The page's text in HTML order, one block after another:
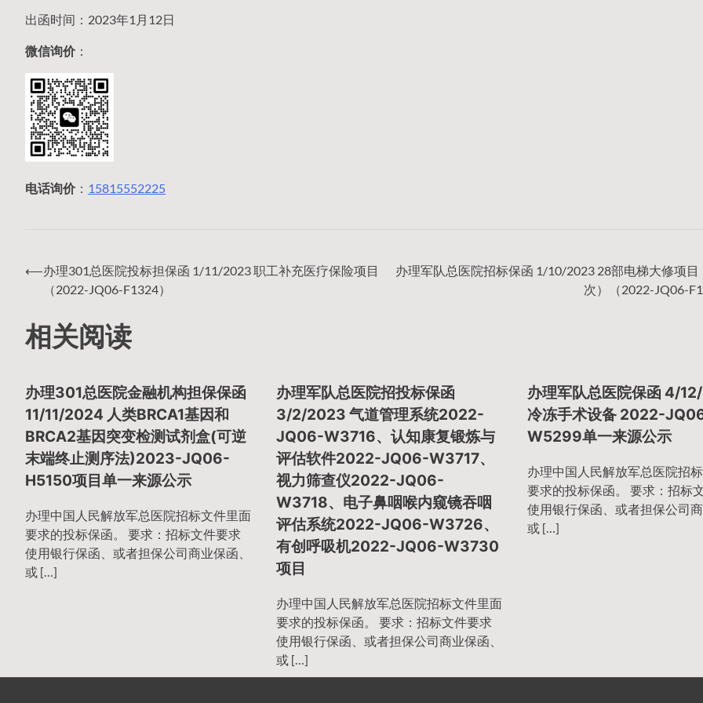
出函时间：2023年1月12日
微信询价：
电话询价： 15815552225
文
章
导
航
⟵办理301总医院投标担保函 1/11/2023 职工补充医疗保险项目
（2022-JQ06-F1324）
办理军队总医院招标保函 1/10/2023 28部电梯大修项目
次）（2022-JQ06-
相关阅读
办理301总医院金融机构担保保函
11/11/2024 人类BRCA1基因和
BRCA2基因突变检测试剂盒(可逆
末端终止测序法)2023-JQ06-
H5150项目单一来源公示
办理中国人民解放军总医院招标文件里面
要求的投标保函。 要求：招标文件要求
使用银行保函、或者担保公司商业保函、
或 […]
办理军队总医院招投标保函
3/2/2023 气道管理系统2022-
JQ06-W3716、认知康复锻炼与
评估软件2022-JQ06-W3717、
视力筛查仪2022-JQ06-
W3718、电子鼻咽喉内窥镜吞咽
评估系统2022-JQ06-W3726、
有创呼吸机2022-JQ06-W3730
项目
办理中国人民解放军总医院招标文件里面
要求的投标保函。 要求：招标文件要求
使用银行保函、或者担保公司商业保函、
或 […]
办理军队总医院保函 4/
冷冻手术设备 2022-
W5299单一来源公示
办理中国人民解放军总医院招
要求的投标保函。 要求：招标
使用银行保函、或者担保公司商
或 […]